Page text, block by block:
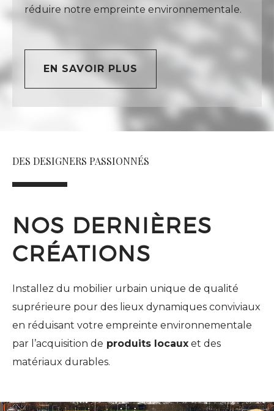
réduire notre empreinte environnementale.
EN SAVOIR PLUS
DES DESIGNERS PASSIONNÉS
NOS DERNIÈRES
CRÉATIONS
Installez du mobilier urbain unique de qualité
suprérieure pour des lieux dynamiques conviviaux
en réduisant votre empreinte environnementale
par l’acquisition de produits locaux et des
matériaux durables.